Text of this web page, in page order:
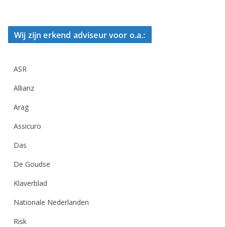
Wij zijn erkend adviseur voor o.a.:
ASR
Allianz
Arag
Assicuro
Das
De Goudse
Klaverblad
Nationale Nederlanden
Risk